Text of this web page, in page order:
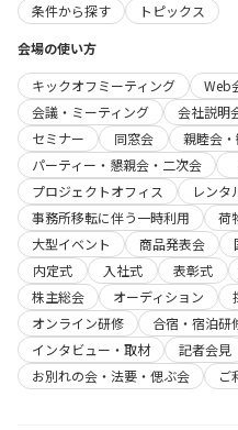
条件から探す
トピックス
会場の使い方
キックオフミーティング
Web
会議・ミーティング
会社説明
セミナー
同窓会 親睦会
パーティー・懇親会・二次会
プロジェクトオフィス
レンタ
事務所移転に伴う一時利用
荷
大型イベント
商品発表会
内定式
入社式 表彰式
株主総会
オーディション
オンライン研修
合宿・宿泊研
インタビュー・取材
記者会見
お別れの会・法要・偲ぶ会
ご